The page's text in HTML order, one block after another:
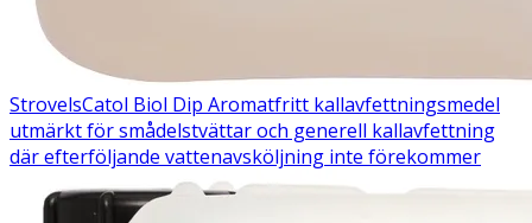
StrovelsCatol Biol Dip Aromatfritt kallavfettningsmedel
utmärkt för smådelstvättar och generell kallavfettning
där efterföljande vattenavsköljning inte förekommer